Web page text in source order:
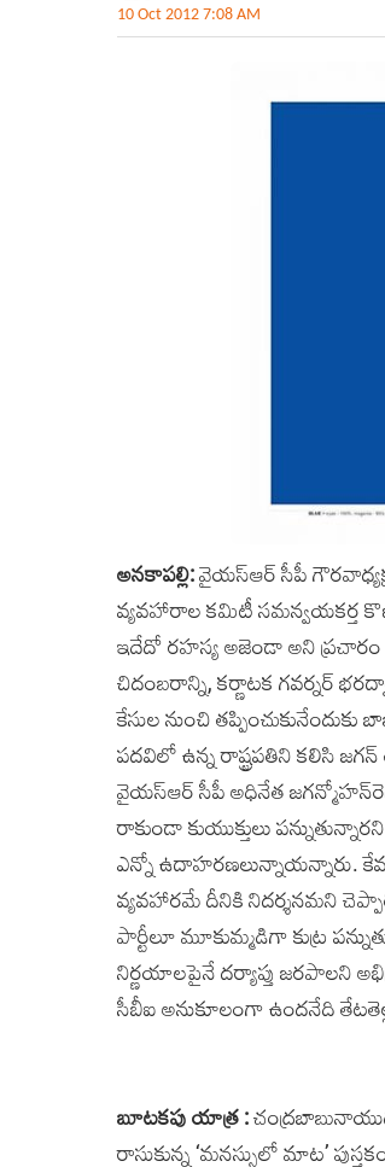
10 Oct 2012 7:08 AM
అనకాపల్లి:వైయస్ఆర్‌ సీపీ
వ్యవహారాల కమిటీ సమన్వయకర్త
ఇదేదో రహస్య అజెండా అని ప్రచారం
చిదంబరాన్ని, కర్ణాటక గవర్నర్
కేసుల నుంచి
పదవిలో ఉన్న రాష్ట్రపతిని కలిసి
వైయస్ఆర్‌ సీపీ అధినేత
రాకుండా కుయుక్తులు
ఎన్నో ఉదాహరణలున్నాయన్నారు.
వ్యవహారమే దీనికి నిదర్శనమని
పార్టీలూ మూకుమ్మడిగా కుట్ర
నిర్ణయాలపైనే దర్యాప్తు జరపాలని
సీబీఐ అనుకూలంగా ఉందనేది
బూటకపు యాత్ర :
రాసుకున్న ‘మనస్సులో మాట’